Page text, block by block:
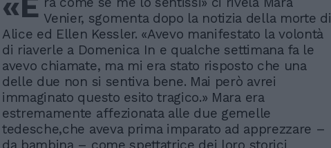
Venier, sgomenta dopo la notizia della morte di
Alice ed Ellen Kessler. «Avevo manifestato la volontà
di riaverle a Domenica In e qualche settimana fa le
avevo chiamate, ma mi era stato risposto che una
delle due non si sentiva bene. Mai però avrei
immaginato questo esito tragico.» Mara era
estremamente affezionata alle due gemelle
tedesche,che aveva prima imparato ad apprezzare –